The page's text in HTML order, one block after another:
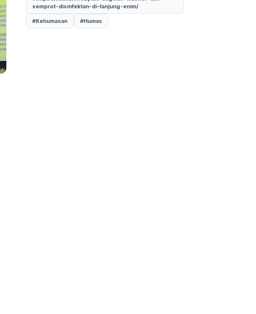
semprot-disinfektan-di-tanjung-enim/
#Kehumasan #Humas